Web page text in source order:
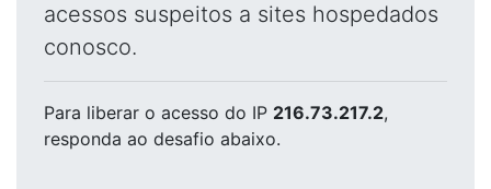
acessos suspeitos a sites hospedados
conosco.
Para liberar o acesso do IP 216.73.217.2,
responda ao desafio abaixo.